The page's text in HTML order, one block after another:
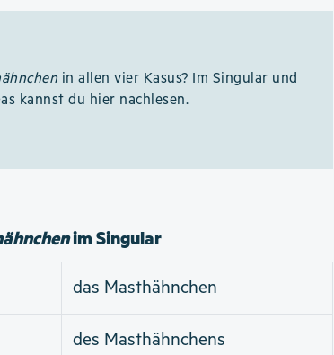
in allen vier Kasus? Im Singular und
kannst du hier nachlesen.
im Singular
das Masthähnchen
des Masthähnchens